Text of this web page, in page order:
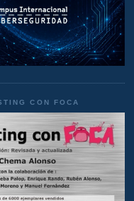
CON FOCA